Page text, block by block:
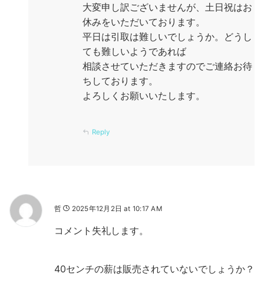
大変申し訳ございませんが、土日祝はお
休みをいただいております。
平日は引取は難しいでしょうか。どうし
ても難しいようであれば
相談させていただきますのでご連絡お待
ちしております。
よろしくお願いいたします。
Reply
哲 2025年12月2日 at 10:17 AM
コメント失礼します。
40センチの薪は販売されていないでしょうか？